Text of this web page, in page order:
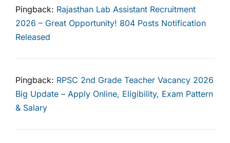
Pingback: Rajasthan Lab Assistant Recruitment
2026 – Great Opportunity! 804 Posts Notification
Released
Pingback: RPSC 2nd Grade Teacher Vacancy 2026
Big Update – Apply Online, Eligibility, Exam Pattern
& Salary